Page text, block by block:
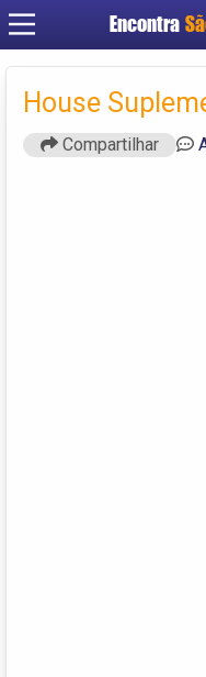
Encontra
House
Compartilhar